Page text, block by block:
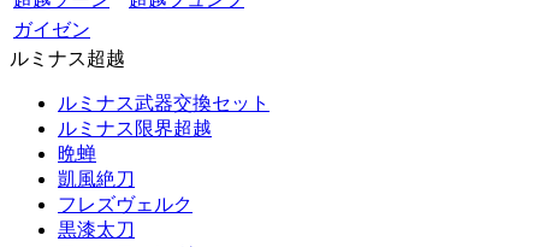
ガイゼン
ルミナス超越
ルミナス武器交換セット
ルミナス限界超越
晩蝉
凱風絶刀
フレズヴェルク
黒漆太刀